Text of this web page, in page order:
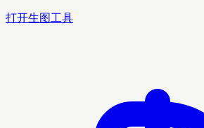
打开生图工具